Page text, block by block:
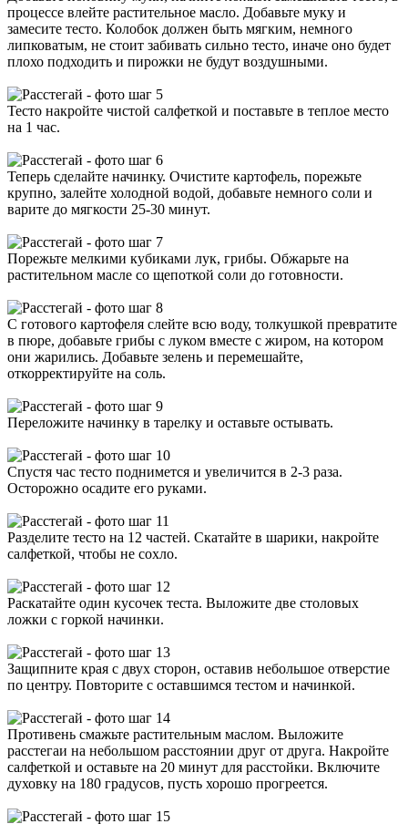
процессе влейте растительное масло. Добавьте муку и
замесите тесто. Колобок должен быть мягким, немного
липковатым, не стоит забивать сильно тесто, иначе оно будет
плохо подходить и пирожки не будут воздушными.
Тесто накройте чистой салфеткой и поставьте в теплое место
на 1 час.
Теперь сделайте начинку. Очистите картофель, порежьте
крупно, залейте холодной водой, добавьте немного соли и
варите до мягкости 25-30 минут.
Порежьте мелкими кубиками лук, грибы. Обжарьте на
растительном масле со щепоткой соли до готовности.
С готового картофеля слейте всю воду, толкушкой превратите
в пюре, добавьте грибы с луком вместе с жиром, на котором
они жарились. Добавьте зелень и перемешайте,
откорректируйте на соль.
Переложите начинку в тарелку и оставьте остывать.
Спустя час тесто поднимется и увеличится в 2-3 раза.
Осторожно осадите его руками.
Разделите тесто на 12 частей. Скатайте в шарики, накройте
салфеткой, чтобы не сохло.
Раскатайте один кусочек теста. Выложите две столовых
ложки с горкой начинки.
Защипните края с двух сторон, оставив небольшое отверстие
по центру. Повторите с оставшимся тестом и начинкой.
Противень смажьте растительным маслом. Выложите
расстегаи на небольшом расстоянии друг от друга. Накройте
салфеткой и оставьте на 20 минут для расстойки. Включите
духовку на 180 градусов, пусть хорошо прогреется.